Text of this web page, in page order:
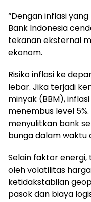
“Dengan inflasi
Bank Indonesia
tekanan eksternal
ekonom.
Risiko inflasi ke
lebar. Jika terjadi
minyak (BBM),
menembus level
menyulitkan bank
bunga dalam waktu
Selain faktor energi,
oleh volatilitas
ketidakstabilan
pasok dan biaya